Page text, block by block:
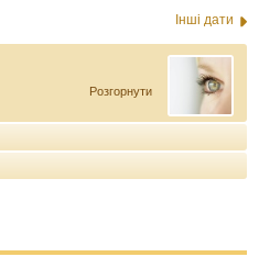
Інші дати
Розгорнути